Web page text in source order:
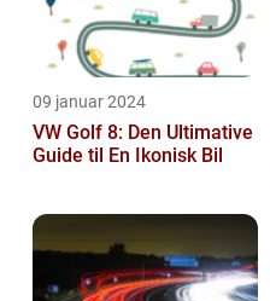
09 januar 2024
VW Golf 8: Den Ultimative
Guide til En Ikonisk Bil